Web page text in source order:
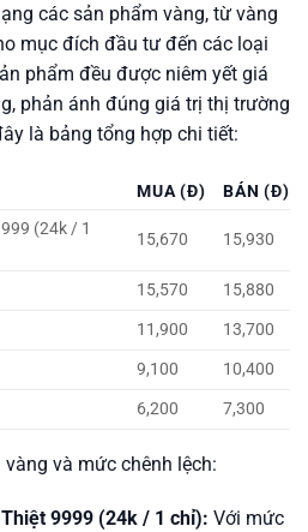
các sản phẩm vàng, từ vàng
mục đích đầu tư đến các loại
phẩm đều được niêm yết giá
phản ánh đúng giá trị thị trường
là bảng tổng hợp chi tiết:
MUA (Đ)
BÁN (Đ)
(24k / 1
15,670 15,930
15,570
15,880
11,900
13,700
9,100
10,400
6,200 7,300
và mức chênh lệch:
9999 (24k / 1 chỉ): Với mức